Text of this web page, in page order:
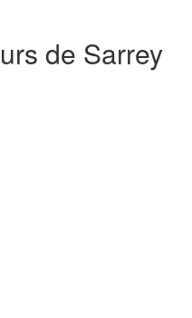
de Sarrey